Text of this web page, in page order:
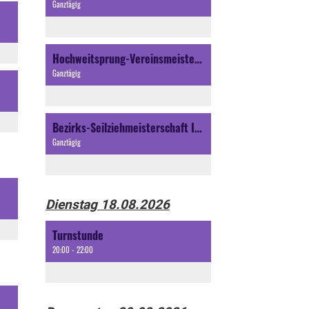
Ganztägig
Hochweitsprung-Vereinsmeisterschaft Itingen
Ganztägig
Bezirks-Seilziehmeisterschaft Itingen
Ganztägig
Dienstag 18.08.2026
Turnstunde
20:00 - 22:00